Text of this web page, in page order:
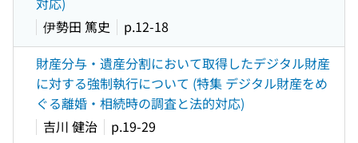
伊勢田 篤史
p.12-18
財産分与・遺産分割において取得したデジタル財産
に対する強制執行について (特集 デジタル財産をめ
ぐる離婚・相続時の調査と法的対応)
吉川 健治
p.19-29